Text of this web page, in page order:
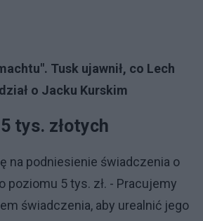
Tusk ujawnił, co Lech
o Jacku Kurskim
tys. złotych
na podniesienie świadczenia o
poziomu 5 tys. zł. - Pracujemy
świadczenia, aby urealnić jego